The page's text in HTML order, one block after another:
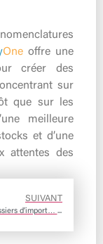
One offre une
créer des
sur
que sur les
meilleure
et d’une
attentes des
SUIVANT
Gestion des dossiers d’import… c’est facile avec RayOne .